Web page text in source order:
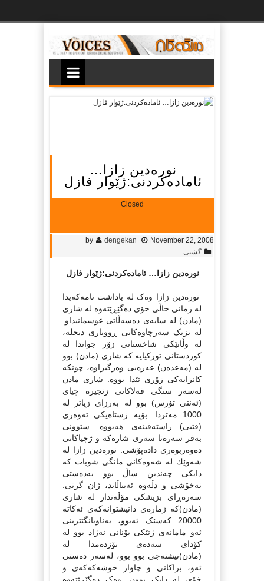
نوره‌دین زازا…
ئاماده‌کردنی:ژێوار فازل
Closed
by dengekan
November 22, 2008
گشتی
نوره‌دین زازا… ئاماده‌کردنی:ژێوار فازل
نوره‌دین زازا وه‌ک له‌ یاداشت نامه‌که‌یدا
له‌ زمانی حاڵی خۆی ده‌گێڕێته‌وه‌ له‌ شاری
(مادن) له‌ سایه‌ی ده‌سه‌ڵاتی عوسمانیداو.
له‌ نزیک سه‌رچاوه‌کانی ڕووباری دیجله‌،
له‌ وڵاتێکی شاخستانی زۆر جواندا له‌
کوردستانی تورکیایه‌.که‌ شاری (مادن) بوو
له‌ (مه‌عده‌ن) عه‌ره‌بی وه‌رگیراوه‌، چونکه‌
کانزایه‌کی زۆری تێدا بووه‌. شاری مادن
له‌سه‌ر سنگی قه‌لاکانی زنجیره‌ چیای
(ئه‌نتی تۆرس) بوو له‌ به‌رزای زیاتر له‌
1000 مه‌تردا. بۆیه‌ زستاەیکی ته‌وه‌ری
(قتبی) راسته‌قینه‌ی هه‌بووه‌. ستوونی
به‌فر سه‌ره‌تا سه‌ری شاره‌که‌ و ژچیاکانی
ده‌وه‌ربوه‌ری داده‌پۆشی. نوره‌دین زازا له‌
شه‌وێك له‌ شه‌وه‌کانی مانگی شوبات که‌
دایکی چه‌ندین ساڵ بوو به‌ده‌ستی
نه‌خۆشی و دڵه‌وه‌ ئه‌یناڵاند، ژان گرتی.
سه‌ره‌ڕای بزیشکی مۆڵه‌تدار له‌ شاری
(مادن)که‌ ژماره‌ی دانیشتوانه‌که‌ی ئه‌کاته‌
20000 که‌سێک ئه‌بوو، به‌ناوبانگتترینی
ئه‌و مامانه‌ی ژنێکی یۆنانی نه‌ژاد بوو له‌
کۆدای سه‌ده‌ی نۆزده‌مدا له‌
(مادن)نیشته‌جی بوو بوو، له‌سه‌ر ده‌ستی
ئه‌و، براکانی و چاوار خوشه‌که‌که‌ی و